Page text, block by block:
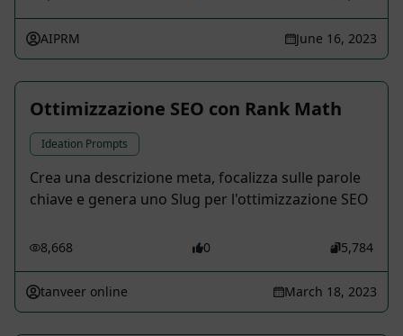
AIPRM June 16, 2023
Ottimizzazione SEO con Rank Math
Ideation Prompts
Crea una descrizione meta, focalizza sulle parole
chiave e genera uno Slug per l'ottimizzazione SEO
8,668 0 5,784
tanveer online March 18, 2023